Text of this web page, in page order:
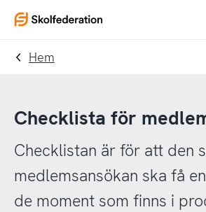
navigering
innehållet
To
Hem
Checklista för
Checklistan är för att den
medlemsansökan ska få
de moment som finns i